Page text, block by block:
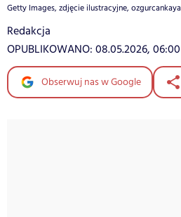
Getty Images, zdjęcie ilustracyjne, ozgurcankaya
Redakcja
OPUBLIKOWANO: 08.05.2026, 06:00
Obserwuj nas w Google